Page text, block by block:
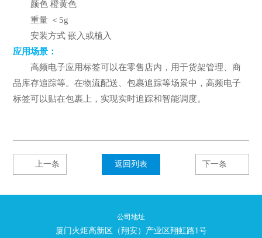
颜色 橙黄色
重量 ＜5g
安装方式 嵌入或植入
应用场景：
高频电子应用标签可以在零售店内，用于货架管理、商
品库存追踪等。在物流配送、包裹追踪等场景中，高频电子
标签可以贴在包裹上，实现实时追踪和智能调度。
上一条 返回列表 下一条
公司地址
厦门火炬高新区（翔安）产业区翔虹路1号